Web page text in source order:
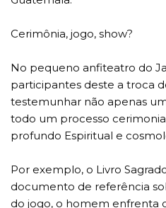
Cerimônia, jogo, show?
No pequeno anfiteatro do
participantes deste a troca
testemunhar não apenas
todo um processo
profundo Espiritual e
Por exemplo, o Livro
documento de referência
do jogo, o homem enfrenta